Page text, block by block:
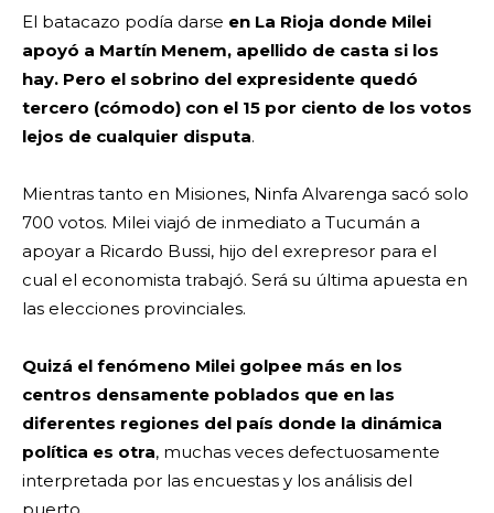
El batacazo podía darse en La Rioja donde Milei
apoyó a Martín Menem, apellido de casta si los
hay. Pero el sobrino del expresidente quedó
tercero (cómodo) con el 15 por ciento de los votos
lejos de cualquier disputa.
Mientras tanto en Misiones, Ninfa Alvarenga sacó solo
700 votos. Milei viajó de inmediato a Tucumán a
apoyar a Ricardo Bussi, hijo del exrepresor para el
cual el economista trabajó. Será su última apuesta en
las elecciones provinciales.
Quizá el fenómeno Milei golpee más en los
centros densamente poblados que en las
diferentes regiones del país donde la dinámica
política es otra, muchas veces defectuosamente
interpretada por las encuestas y los análisis del